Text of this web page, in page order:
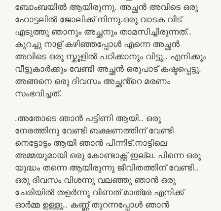
ബോംബയിൽ ആയിരുന്നു. അച്ഛൻ അവിടെ ഒരു
ഹോട്ടലിൽ ജോലിക്ക് നിന്നു.ഒരു വാടക വീട്
എടുത്തു ഞാനും അച്ഛനും താമസിച്ചിരുന്നത്..
കുറച്ചു നാള് കഴിഞ്ഞപ്പോൾ എന്നെ അച്ഛൻ
അവിടെ ഒരു സ്കൂളിൽ പഠിക്കാനും വിട്ടു.. എനിക്കും
വീട്ടുകാർക്കും വേണ്ടി അച്ഛൻ ഒരുപാട് കഷ്ടപ്പെട്ടു.
അങ്ങനെ ഒരു ദിവസം അച്ഛൻ്റെ മരണം
സംഭവിച്ചത്.
.അതോടെ ഞാൻ പട്ടിണി ആയി.. ഒരു
നേരത്തിനു വേണ്ടി ബക്ഷണത്തിന് വേണ്ടി
നെട്ടോട്ടം ആയി ഞാൻ പിന്നിട്.നാട്ടിലെ
അമ്മയുമായി ഒരു കോണ്ടാക്റ്റ് ഇല്ല. പിന്നെ ഒരു
യുദ്ധം തന്നെ ആയിരുന്നു ജീവിതത്തിന് വേണ്ടി..
ഒരു ദിവസം വിശന്നു വലഞ്ഞു ഞാൻ ഒരു
ചേരിയിൽ തളർന്നു വീണത് മാത്രേ എനിക്ക്
ഓർമ്മ ഉള്ളൂ.. കണ്ണ് തുറന്നപ്പോൾ ഞാൻ